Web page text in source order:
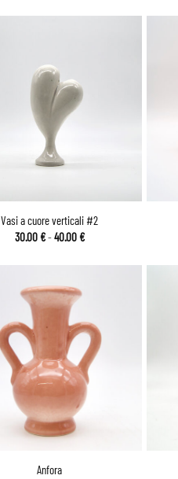
Vasi a cuore verticali #2
30.00€-40.00€Fascia
Anfora